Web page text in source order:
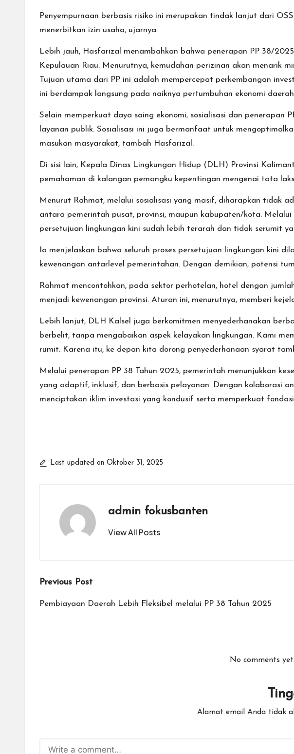
Penyempurnaan berbasis risiko ini merupakan tindak lanjut dari
menerbitkan izin usaha, ujarnya.
Lebih jauh, Hasfarizal menambahkan bahwa penerapan PP 38/
Kepulauan Riau. Menurutnya, kemudahan perizinan akan menarik
Tujuan utama dari PP ini adalah mempercepat perkembangan
ini berdampak langsung pada naiknya pertumbuhan ekonomi
Selain memperkuat daya saing ekonomi, sosialisasi dan
layanan publik. Sosialisasi ini juga bermanfaat untuk
masukan masyarakat, tambah Hasfarizal.
Di sisi lain, Kepala Dinas Lingkungan Hidup (DLH) Provinsi
pemahaman di kalangan pemangku kepentingan mengenai tata
Menurut Rahmat, melalui sosialisasi yang masif, diharapkan tidak
antara pemerintah pusat, provinsi, maupun kabupaten/kota.
persetujuan lingkungan kini sudah lebih terarah dan tidak serumit
Ia menjelaskan bahwa seluruh proses persetujuan lingkungan kini
kewenangan antarlevel pemerintahan. Dengan demikian, potensi
Rahmat mencontohkan, pada sektor perhotelan, hotel dengan
menjadi kewenangan provinsi. Aturan ini, menurutnya, memberi
Lebih lanjut, DLH Kalsel juga berkomitmen menyederhanakan
berbelit, tanpa mengabaikan aspek kelayakan lingkungan. Kami
rumit. Karena itu, ke depan kita dorong penyederhanaan syarat
Melalui penerapan PP 38 Tahun 2025, pemerintah menunjukkan
yang adaptif, inklusif, dan berbasis pelayanan. Dengan kolaborasi
menciptakan iklim investasi yang kondusif serta memperkuat
Last updated on Oktober 31, 2025
admin fokusbanten
View All Posts
Post
navigation
Previous Post
Pembiayaan Daerah Lebih Fleksibel melalui PP 38 Tahun 2025
No comments
Alamat email Anda tidak